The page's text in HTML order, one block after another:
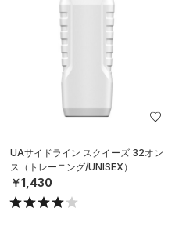
UAサイドライン スクイーズ 32オン
ス（トレーニング/UNISEX）
￥1,430